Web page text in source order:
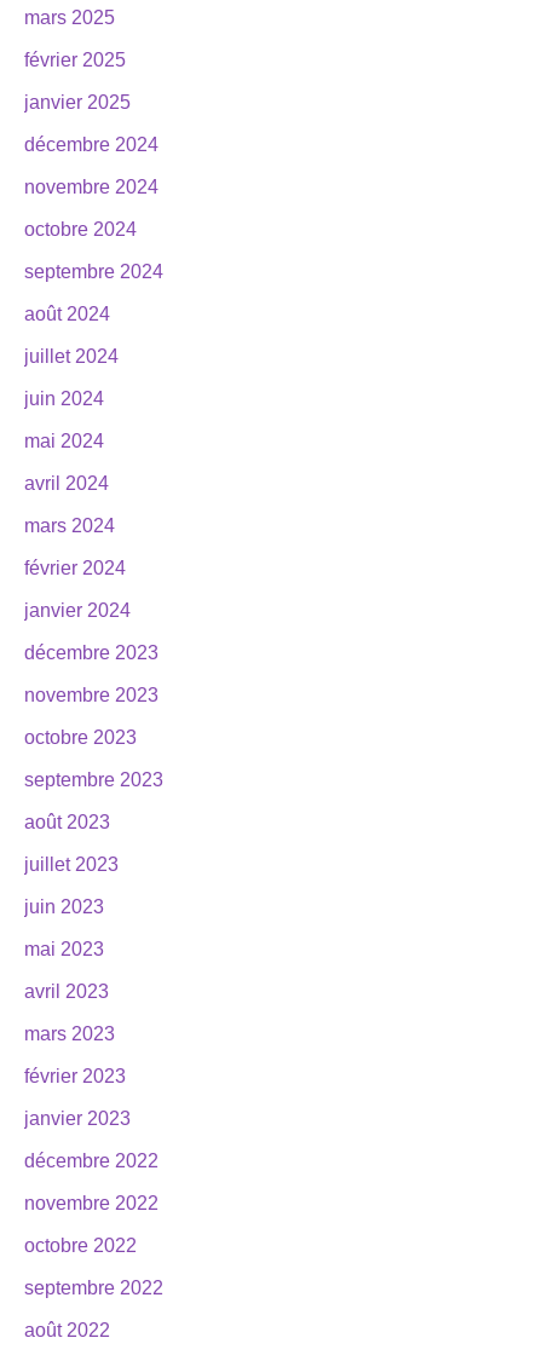
mars 2025
février 2025
janvier 2025
décembre 2024
novembre 2024
octobre 2024
septembre 2024
août 2024
juillet 2024
juin 2024
mai 2024
avril 2024
mars 2024
février 2024
janvier 2024
décembre 2023
novembre 2023
octobre 2023
septembre 2023
août 2023
juillet 2023
juin 2023
mai 2023
avril 2023
mars 2023
février 2023
janvier 2023
décembre 2022
novembre 2022
octobre 2022
septembre 2022
août 2022